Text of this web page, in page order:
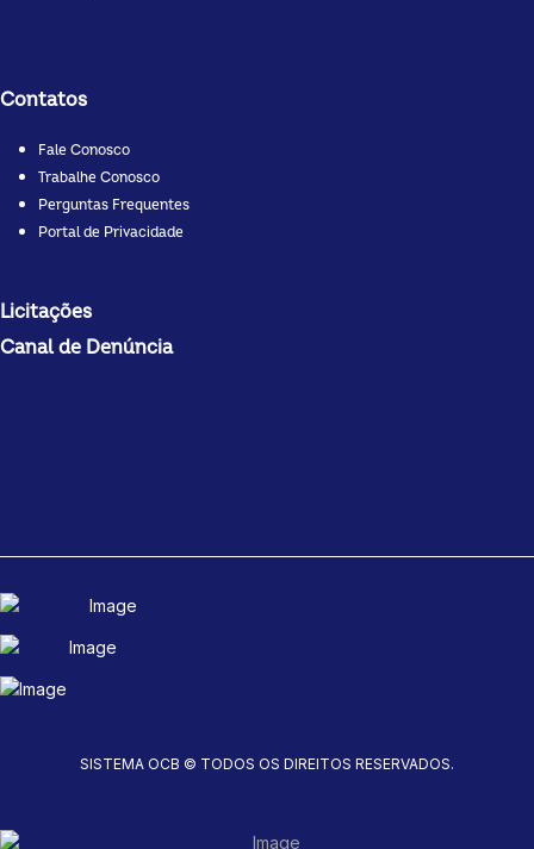
Contatos
Fale Conosco
Trabalhe Conosco
Perguntas Frequentes
Portal de Privacidade
Licitações
Canal de Denúncia
SISTEMA OCB © TODOS OS DIREITOS RESERVADOS.